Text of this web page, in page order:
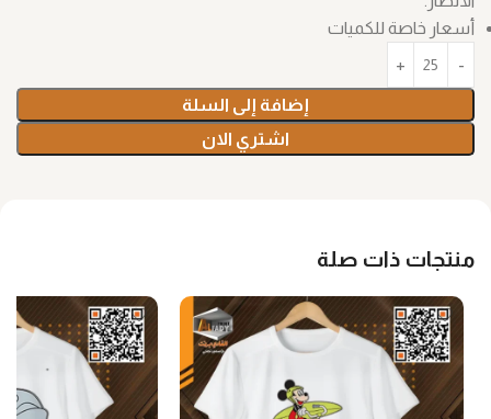
أسعار خاصة للكميات
إضافة إلى السلة
اشتري الان
منتجات ذات صلة